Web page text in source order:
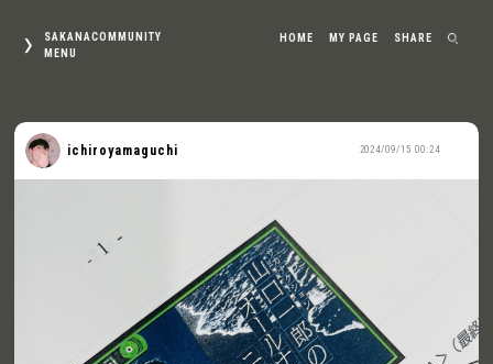
SAKANACOMMUNITY
MENU
HOME MY PAGE SHARE
2024/09/15 00:24
ichiroyamaguchi